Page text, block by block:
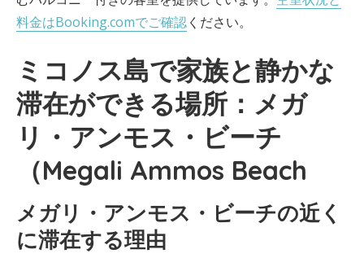
料金はBooking.comでご確認ください。
ミコノス島で家族と静かな
滞在ができる場所：メガ
リ・アンモス・ビーチ
（Megali Ammos Beach
メガリ・アンモス・ビーチの近く
に滞在する理由